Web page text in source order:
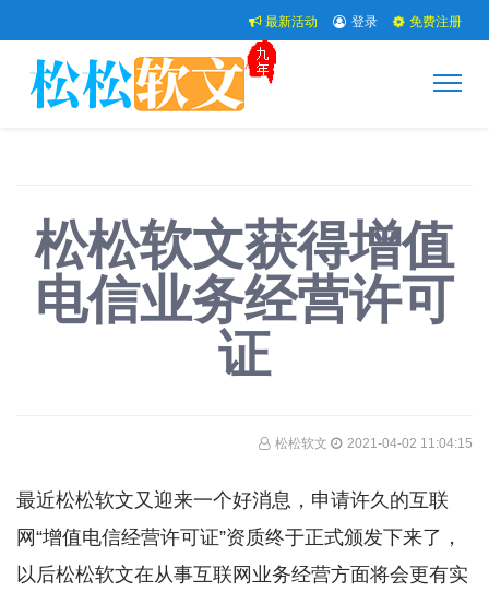
最新活动 登录 免费注册
松松软文获得增值
电信业务经营许可
证
松松软文 2021-04-02 11:04:15
最近松松软文又迎来一个好消息，申请许久的互联
网“增值电信经营许可证”资质终于正式颁发下来了，
以后松松软文在从事互联网业务经营方面将会更有实